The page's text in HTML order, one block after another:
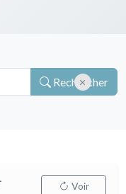
Rechercher
Voir